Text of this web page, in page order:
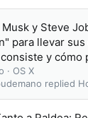
Musk y Steve
para llevar
y cómo
OS X